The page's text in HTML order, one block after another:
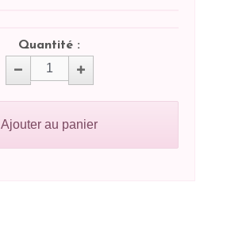
Quantité :
Ajouter au panier